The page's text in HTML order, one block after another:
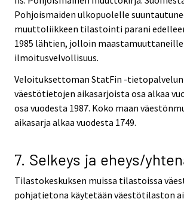
Pohjoismaiden ulkopuolelle
muuttoliikkeen tilastointi parani
1985 lähtien, jolloin
ilmoitusvelvollisuus.
Veloituksettoman StatFin -tietopalvelun
väestötietojen aikasarjoista osa alkaa
osa vuodesta 1987. Koko maan
aikasarja alkaa vuodesta 1749.
7. Selkeys ja eheys/
Tilastokeskuksen muissa tilastoissa
pohjatietona käytetään väestötilaston